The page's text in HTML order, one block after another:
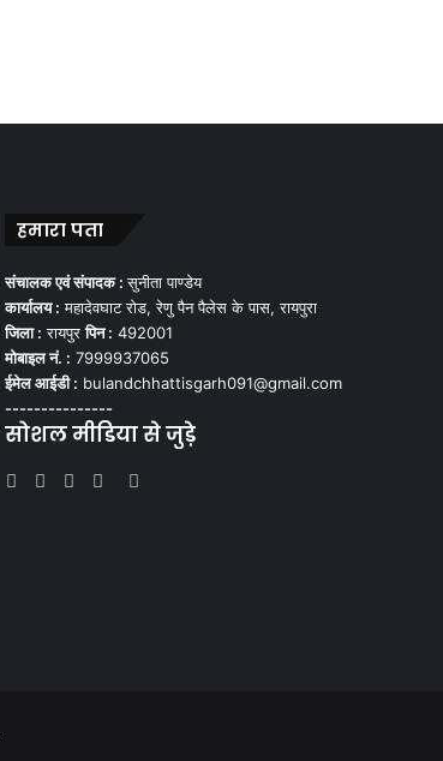
हमारा पता
संचालक एवं संपादक :सुनीता पाण्डेय
कार्यालय : महादेवघाट रोड, रेणु पैन पैलेस के पास, रायपुरा
जिला : रायपुरपिन : 492001
मोबाइल नं. : 7999937065
ईमेल आईडी : bulandchhattisgarh091@gmail.com
---------------
सोशल मीडिया से जुड़े
Facebook
TwitterYouTubeInstagram